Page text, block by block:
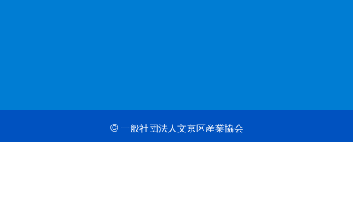
©一般社団法人文京区産業協会